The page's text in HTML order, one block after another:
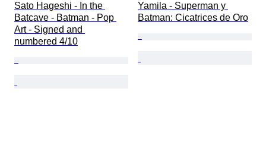
Sato Hageshi - In the
Batcave - Batman - Pop
Art - Signed and
numbered 4/10
Yamila - Superman y
Batman: Cicatrices de Oro